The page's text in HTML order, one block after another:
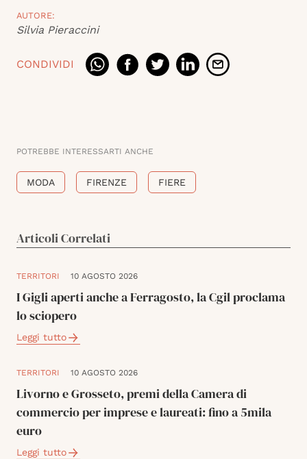
AUTORE:
Silvia Pieraccini
CONDIVIDI
POTREBBE INTERESSARTI ANCHE
MODA FIRENZE FIERE
Articoli Correlati
TERRITORI 10 AGOSTO 2026
I Gigli aperti anche a Ferragosto, la Cgil proclama
lo sciopero
Leggi tutto
TERRITORI 10 AGOSTO 2026
Livorno e Grosseto, premi della Camera di
commercio per imprese e laureati: fino a 5mila
euro
Leggi tutto